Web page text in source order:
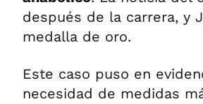
después de la carrera, y
medalla de oro.
Este caso puso en
necesidad de medidas